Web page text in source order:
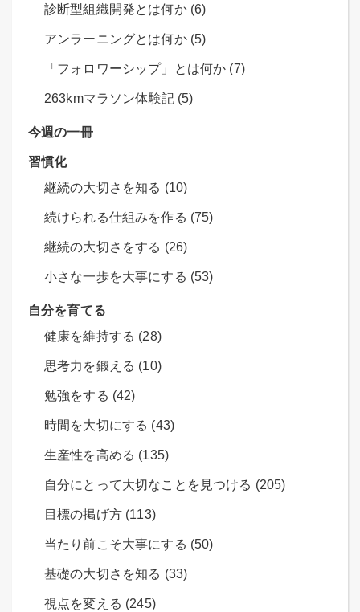
診断型組織開発とは何か (6)
アンラーニングとは何か (5)
「フォロワーシップ」とは何か (7)
263kmマラソン体験記 (5)
今週の一冊
習慣化
継続の大切さを知る (10)
続けられる仕組みを作る (75)
継続の大切さをする (26)
小さな一歩を大事にする (53)
自分を育てる
健康を維持する (28)
思考力を鍛える (10)
勉強をする (42)
時間を大切にする (43)
生産性を高める (135)
自分にとって大切なことを見つける (205)
目標の掲げ方 (113)
当たり前こそ大事にする (50)
基礎の大切さを知る (33)
視点を変える (245)